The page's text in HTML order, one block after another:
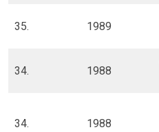
​35. ​1989
34. ​ ​1988
​34. 1988